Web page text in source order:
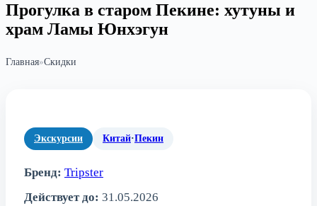
Прогулка в старом Пекине: хутуны и
храм Ламы Юнхэгун
Главная»Скидки
Экскурсии Китай·Пекин
Бренд: Tripster
Действует до: 31.05.2026